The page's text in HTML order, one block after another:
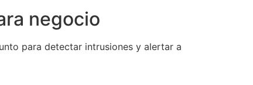
negocio
para detectar intrusiones y alertar a